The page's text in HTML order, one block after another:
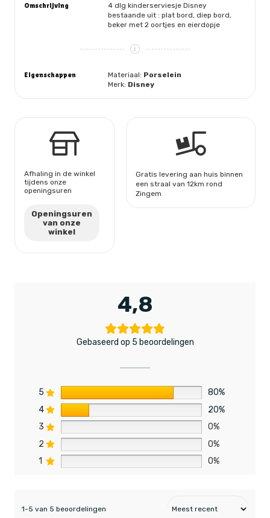
Omschrijving
4 dlg kinderserviesje Disney
bestaande uit : plat bord, diep bord,
beker met 2 oortjes en eierdopje
Eigenschappen Materiaal: Porselein
Merk: Disney
Afhaling in de winkel
tijdens onze
openingsuren
Openingsuren
van onze
winkel
Gratis levering aan huis binnen
een straal van 12km rond
Zingem
4,8
Gebaseerd op 5 beoordelingen
5
80%
4
20%
3
0%
2
0%
1
0%
1-5 van 5 beoordelingen